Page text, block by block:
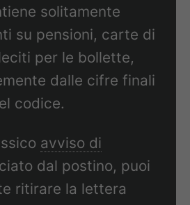
solitamente
su pensioni, carte di
per le bollette,
dalle cifre finali
codice.
avviso di
dal postino, puoi
ritirare la lettera